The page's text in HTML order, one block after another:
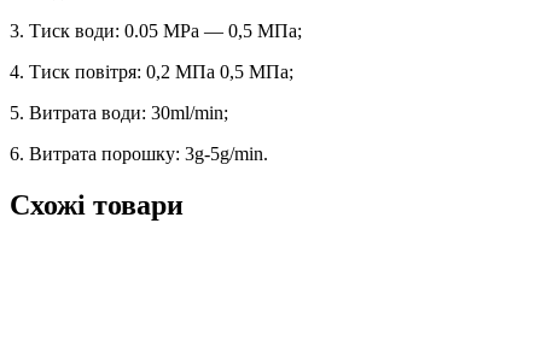
3. Тиск води: 0.05 MPa ― 0,5 МПа;
4. Тиск повітря: 0,2 МПа 0,5 МПа;
5. Витрата води: 30ml/min;
6. Витрата порошку: 3g-5g/min.
Схожі товари